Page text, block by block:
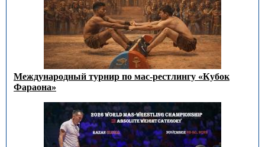
Международный турнир по мас-рестлингу «Кубок
Фараона»